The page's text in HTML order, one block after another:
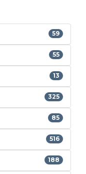
59
55
13
325
85
516
188